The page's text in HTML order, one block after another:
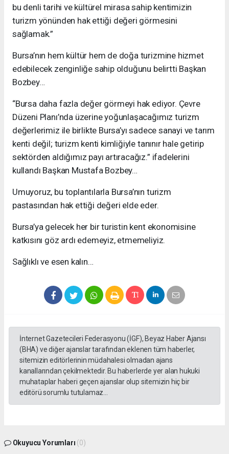
bu denli tarihi ve kültürel mirasa sahip kentimizin
turizm yönünden hak ettiği değeri görmesini
sağlamak.”
Bursa’nın hem kültür hem de doğa turizmine hizmet
edebilecek zenginliğe sahip olduğunu belirtti Başkan
Bozbey…
“Bursa daha fazla değer görmeyi hak ediyor. Çevre
Düzeni Planı’nda üzerine yoğunlaşacağımız turizm
değerlerimiz ile birlikte Bursa’yı sadece sanayi ve tarım
kenti değil; turizm kenti kimliğiyle tanınır hale getirip
sektörden aldığımız payı artıracağız.” ifadelerini
kullandı Başkan Mustafa Bozbey…
Umuyoruz, bu toplantılarla Bursa’nın turizm
pastasından hak ettiği değeri elde eder.
Bursa’ya gelecek her bir turistin kent ekonomisine
katkısını göz ardı edemeyiz, etmemeliyiz.
Sağlıklı ve esen kalın…
İnternet Gazetecileri Federasyonu (İGF), Beyaz Haber Ajansı
(BHA) ve diğer ajanslar tarafından eklenen tüm haberler,
sitemizin editörlerinin müdahalesi olmadan ajans
kanallarından çekilmektedir. Bu haberlerde yer alan hukuki
muhataplar haberi geçen ajanslar olup sitemizin hiç bir
editörü sorumlu tutulamaz...
Okuyucu Yorumları (0)